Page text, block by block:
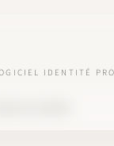
IDENTITÉ PRO